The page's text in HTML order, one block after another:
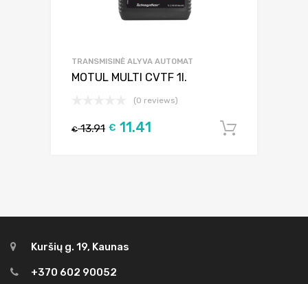
TRANSMISINĖ ALYVA AUTOMAT
MOTUL MULTI CVTF 1l.
(0 reviews)
€13.91 € 11.41
Kuršių g. 19, Kaunas
+370 602 90052